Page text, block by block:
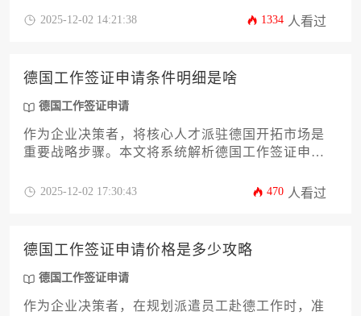
战略的推进效率。本文将为您系统梳理从职位预审
地完成人才引进。
2025-12-02 14:21:38 1334 人看过
德国工作签证申请条件明细是啥
德国工作签证申请
作为企业决策者，将核心人才派驻德国开拓市场是
重要战略步骤。本文将系统解析德国工作签证申请
流程到薪资门槛标准等12个关键维度。文章特别针
2025-12-02 17:30:43 470 人看过
德国工作签证申请价格是多少攻略
德国工作签证申请
作为企业决策者，在规划派遣员工赴德工作时，准